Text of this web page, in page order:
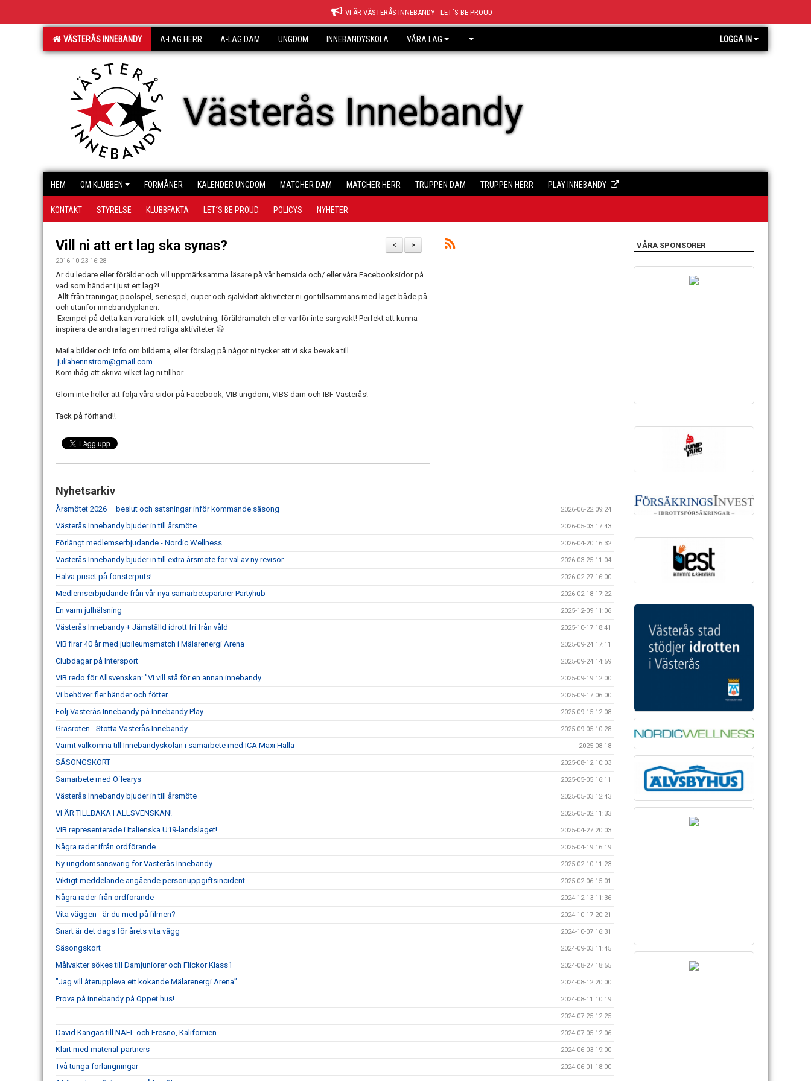
VI ÄR VÄSTERÅS INNEBANDY - LET´S BE PROUD
VÄSTERÅS INNEBANDY A-LAG HERR A-LAG DAM UNGDOM INNEBANDYSKOLA VÅRA LAG LOGGA IN
Västerås Innebandy
HEM OM KLUBBEN FÖRMÅNER KALENDER UNGDOM MATCHER DAM MATCHER HERR TRUPPEN DAM TRUPPEN HERR PLAY INNEBANDY
KONTAKT STYRELSE KLUBBFAKTA LET´S BE PROUD POLICYS NYHETER
>
<
Vill ni att ert lag ska synas?
2016-10-23 16:28
Är du ledare eller förälder och vill uppmärksamma läsare på vår hemsida och/ eller våra Facebooksidor på
vad som händer i just ert lag?!
Allt från träningar, poolspel, seriespel, cuper och självklart aktiviteter ni gör tillsammans med laget både på
och utanför innebandyplanen.
Exempel på detta kan vara kick-off, avslutning, föräldramatch eller varför inte sargvakt! Perfekt att kunna
inspirera de andra lagen med roliga aktiviteter 😃
Maila bilder och info om bilderna, eller förslag på något ni tycker att vi ska bevaka till
juliahennstrom@gmail.com
Kom ihåg att skriva vilket lag ni tillhör.
Glöm inte heller att följa våra sidor på Facebook; VIB ungdom, VIBS dam och IBF Västerås!
Tack på förhand!!
Nyhetsarkiv
Årsmötet 2026 – beslut och satsningar inför kommande säsong 2026-06-22 09:24
Västerås Innebandy bjuder in till årsmöte 2026-05-03 17:43
Förlängt medlemserbjudande - Nordic Wellness 2026-04-20 16:32
Västerås Innebandy bjuder in till extra årsmöte för val av ny revisor 2026-03-25 11:04
Halva priset på fönsterputs! 2026-02-27 16:00
Medlemserbjudande från vår nya samarbetspartner Partyhub 2026-02-18 17:22
En varm julhälsning 2025-12-09 11:06
Västerås Innebandy + Jämställd idrott fri från våld 2025-10-17 18:41
VIB firar 40 år med jubileumsmatch i Mälarenergi Arena 2025-09-24 17:11
Clubdagar på Intersport 2025-09-24 14:59
VIB redo för Allsvenskan: ”Vi vill stå för en annan innebandy 2025-09-19 12:00
Vi behöver fler händer och fötter 2025-09-17 06:00
Följ Västerås Innebandy på Innebandy Play 2025-09-15 12:08
Gräsroten - Stötta Västerås Innebandy 2025-09-05 10:28
Varmt välkomna till Innebandyskolan i samarbete med ICA Maxi Hälla 2025-08-18
SÄSONGSKORT 2025-08-12 10:03
Samarbete med O´learys 2025-05-05 16:11
Västerås Innebandy bjuder in till årsmöte 2025-05-03 12:43
VI ÄR TILLBAKA I ALLSVENSKAN! 2025-05-02 11:33
VIB representerade i Italienska U19-landslaget! 2025-04-27 20:03
Några rader ifrån ordförande 2025-04-19 16:19
Ny ungdomsansvarig för Västerås Innebandy 2025-02-10 11:23
Viktigt meddelande angående personuppgiftsincident 2025-02-06 15:01
Några rader från ordförande 2024-12-13 11:36
Vita väggen - är du med på filmen? 2024-10-17 20:21
Snart är det dags för årets vita vägg 2024-10-07 16:31
Säsongskort 2024-09-03 11:45
Målvakter sökes till Damjuniorer och Flickor Klass1 2024-08-27 18:55
”Jag vill återuppleva ett kokande Mälarenergi Arena” 2024-08-12 20:00
Prova på innebandy på Öppet hus! 2024-08-11 10:19
2024-07-25 12:25
David Kangas till NAFL och Fresno, Kalifornien 2024-07-05 12:06
Klart med material-partners 2024-06-03 19:00
Två tunga förlängningar 2024-06-01 18:00
VÅRA SPONSORER